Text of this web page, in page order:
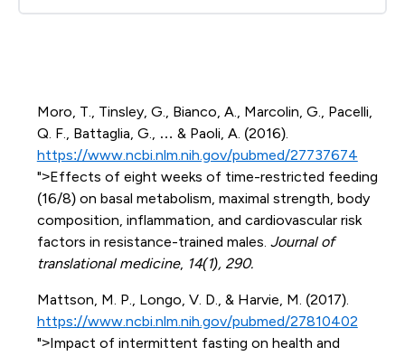
Moro, T., Tinsley, G., Bianco, A., Marcolin, G., Pacelli,
Q. F., Battaglia, G., … & Paoli, A. (2016).
https://www.ncbi.nlm.nih.gov/pubmed/27737674
">Effects of eight weeks of time-restricted feeding
(16/8) on basal metabolism, maximal strength, body
composition, inflammation, and cardiovascular risk
factors in resistance-trained males. Journal of
translational medicine, 14(1), 290.
Mattson, M. P., Longo, V. D., & Harvie, M. (2017).
https://www.ncbi.nlm.nih.gov/pubmed/27810402
">Impact of intermittent fasting on health and